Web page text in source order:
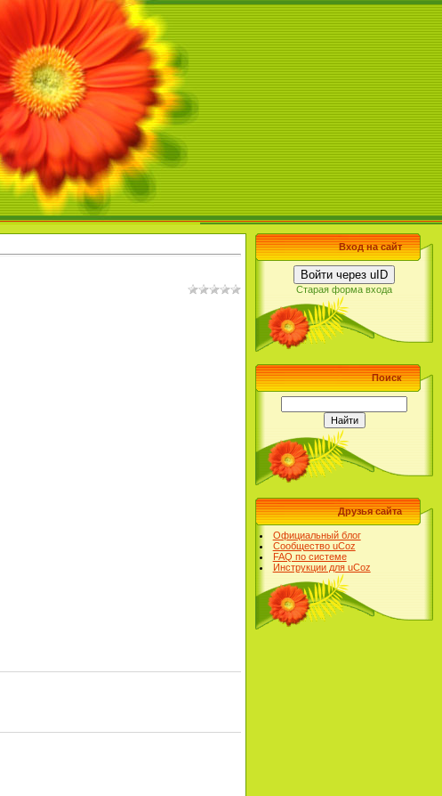
Вход на сайт
Войти через uID
Старая форма входа
Поиск
Друзья сайта
Официальный блог
Сообщество uCoz
FAQ по системе
Инструкции для uCoz